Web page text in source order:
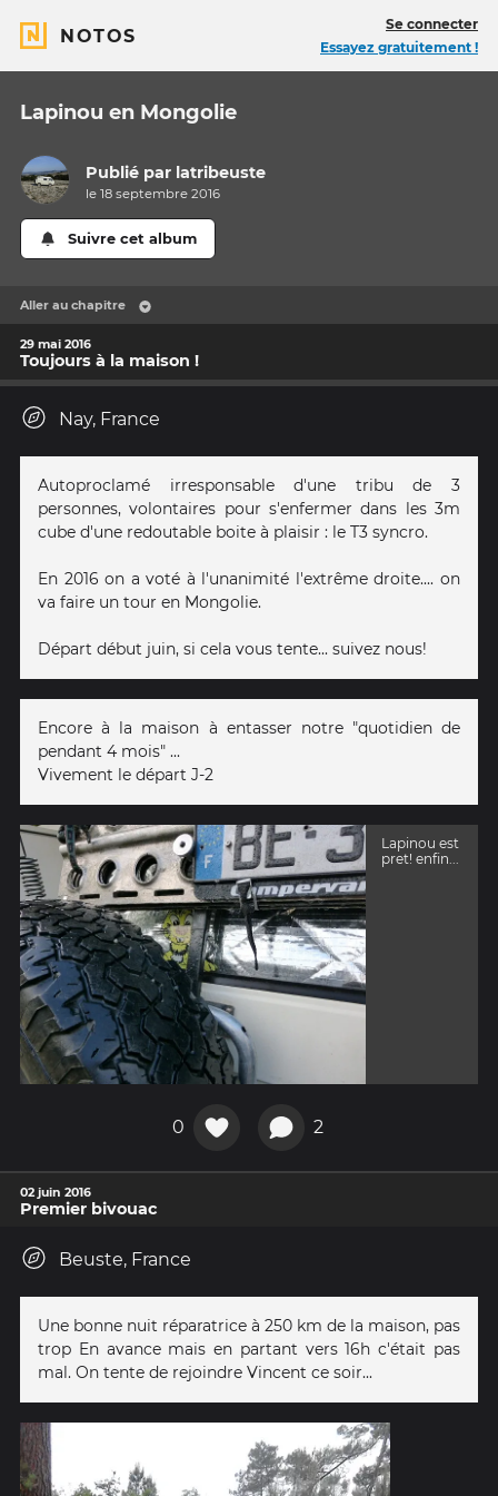
NOTOS
Se connecter
Essayez gratuitement !
Lapinou en Mongolie
Publié par latribeuste
le 18 septembre 2016
Suivre cet album
Aller au chapitre
29 mai 2016
Toujours à la maison !
Nay, France
Autoproclamé irresponsable d'une tribu de 3
personnes, volontaires pour s'enfermer dans les 3m
cube d'une redoutable boite à plaisir : le T3 syncro.
En 2016 on a voté à l'unanimité l'extrême droite.... on
va faire un tour en Mongolie.
Départ début juin, si cela vous tente... suivez nous!
Encore à la maison à entasser notre "quotidien de
pendant 4 mois" ...
Vivement le départ J-2
Lapinou est
pret! enfin...
0 2
02 juin 2016
Premier bivouac
Beuste, France
Une bonne nuit réparatrice à 250 km de la maison, pas
trop En avance mais en partant vers 16h c'était pas
mal. On tente de rejoindre Vincent ce soir...